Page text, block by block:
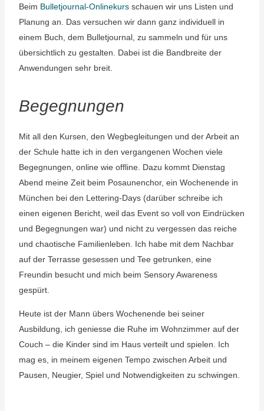
Beim Bulletjournal-Onlinekursschauen wir uns Listen und
Planung an. Das versuchen wir dann ganz individuell in
einem Buch, dem Bulletjournal, zu sammeln und für uns
übersichtlich zu gestalten. Dabei ist die Bandbreite der
Anwendungen sehr breit.
Begegnungen
Mit all den Kursen, den Wegbegleitungen und der Arbeit an
der Schule hatte ich in den vergangenen Wochen viele
Begegnungen, online wie offline. Dazu kommt Dienstag
Abend meine Zeit beim Posaunenchor, ein Wochenende in
München bei den Lettering-Days (darüber schreibe ich
einen eigenen Bericht, weil das Event so voll von Eindrücken
und Begegnungen war) und nicht zu vergessen das reiche
und chaotische Familienleben. Ich habe mit dem Nachbar
auf der Terrasse gesessen und Tee getrunken, eine
Freundin besucht und mich beim Sensory Awareness
gespürt.
Heute ist der Mann übers Wochenende bei seiner
Ausbildung, ich geniesse die Ruhe im Wohnzimmer auf der
Couch – die Kinder sind im Haus verteilt und spielen. Ich
mag es, in meinem eigenen Tempo zwischen Arbeit und
Pausen, Neugier, Spiel und Notwendigkeiten zu schwingen.